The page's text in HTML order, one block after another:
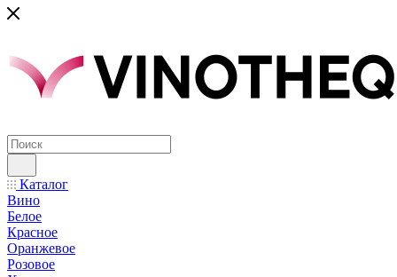
Каталог
Вино
Белое
Красное
Оранжевое
Розовое